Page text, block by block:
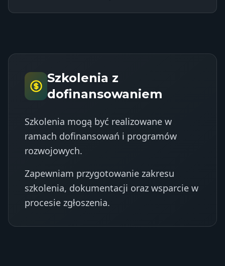
Szkolenia z
dofinansowaniem
Szkolenia mogą być realizowane w
ramach dofinansowań i programów
rozwojowych.
Zapewniam przygotowanie zakresu
szkolenia, dokumentacji oraz wsparcie w
procesie zgłoszenia.